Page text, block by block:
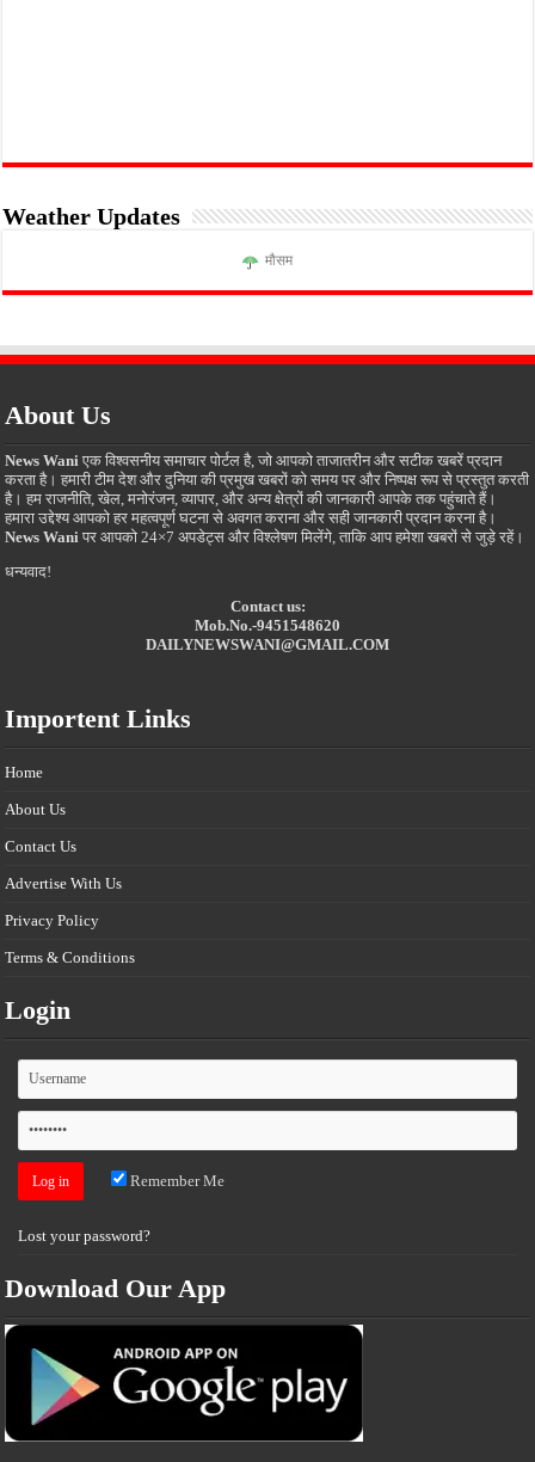
Weather Updates
मौसम
About Us
News Wani एक विश्वसनीय समाचार पोर्टल है, जो आपको ताजातरीन और सटीक खबरें प्रदान
करता है। हमारी टीम देश और दुनिया की प्रमुख खबरों को समय पर और निष्पक्ष रूप से प्रस्तुत करती
है। हम राजनीति, खेल, मनोरंजन, व्यापार, और अन्य क्षेत्रों की जानकारी आपके तक पहुंचाते हैं।
हमारा उद्देश्य आपको हर महत्वपूर्ण घटना से अवगत कराना और सही जानकारी प्रदान करना है।
News Wani पर आपको 24×7 अपडेट्स और विश्लेषण मिलेंगे, ताकि आप हमेशा खबरों से जुड़े रहें।
धन्यवाद!
Contact us:
Mob.No.-9451548620
DAILYNEWSWANI@GMAIL.COM
Importent Links
Home
About Us
Contact Us
Advertise With Us
Privacy Policy
Terms & Conditions
Login
Remember Me
Lost your password?
Download Our App